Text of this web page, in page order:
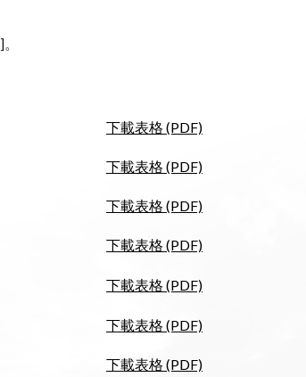
]。
下載表格 (PDF)
下載表格 (PDF)
下載表格 (PDF)
下載表格 (PDF)
下載表格 (PDF)
下載表格 (PDF)
下載表格 (PDF)